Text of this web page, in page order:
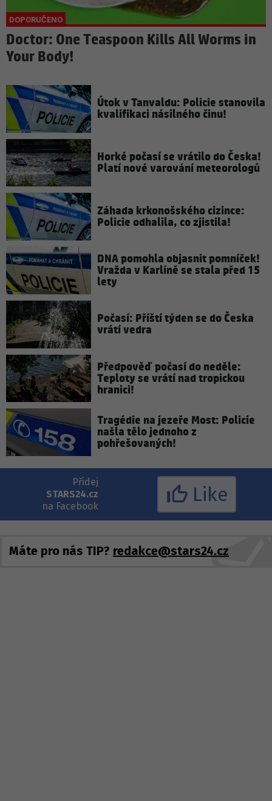
Doctor: One Teaspoon Kills All Worms in
Your Body!
Útok v Tanvaldu: Policie stanovila
kvalifikaci násilného činu!
Horké počasí se vrátilo do Česka!
Platí nové varování meteorologů
Záhada krkonošského cizince:
Policie odhalila, co zjistila!
DNA pomohla objasnit pomníček!
Vražda v Karlíně se stala před 15
lety
Počasí: Příští týden se do Česka
vrátí vedra
Předpověď počasí do neděle:
Teploty se vrátí nad tropickou
hranici!
Tragédie na jezeře Most: Policie
našla tělo jednoho z
pohřešovaných!
Přidej
STARS24.cz
na Facebook
Like
Máte pro nás TIP? redakce@stars24.cz